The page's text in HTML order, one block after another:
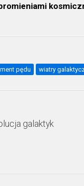
pędu wiatry
galaktyk